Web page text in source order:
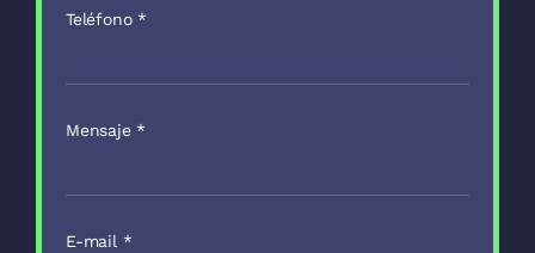
Teléfono *
Mensaje *
E-mail *